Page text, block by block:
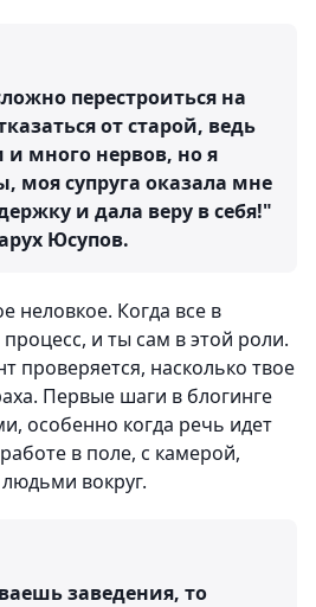
перестроиться на
от старой, ведь
и много нервов, но я
моя супруга оказала мне
и дала веру в себя!"
Юсупов.
неловкое. Когда все в
и ты сам в этой роли.
проверяется, насколько твое
Первые шаги в блогинге
особенно когда речь идет
в поле, с камерой,
вокруг.
заведения, то